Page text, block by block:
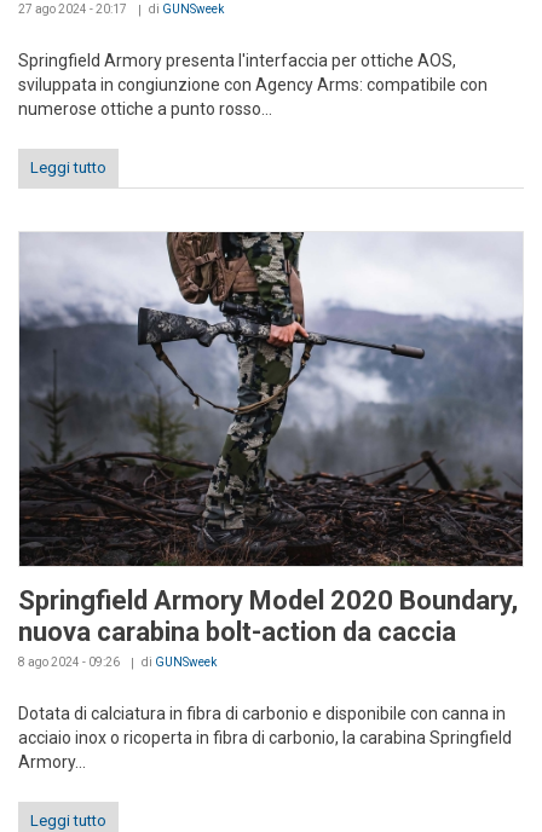
27 ago 2024 - 20:17 di GUNSweek
Springfield Armory presenta l'interfaccia per ottiche AOS,
sviluppata in congiunzione con Agency Arms: compatibile con
numerose ottiche a punto rosso...
Leggi tutto
Springfield Armory Model 2020 Boundary,
nuova carabina bolt-action da caccia
8 ago 2024 - 09:26 di GUNSweek
Dotata di calciatura in fibra di carbonio e disponibile con canna in
acciaio inox o ricoperta in fibra di carbonio, la carabina Springfield
Armory...
Leggi tutto